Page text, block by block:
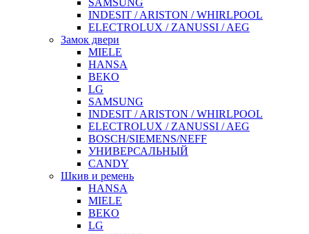
SAMSUNG
INDESIT / ARISTON / WHIRLPOOL
ELECTROLUX / ZANUSSI / AEG
Замок двери
MIELE
HANSA
BEKO
LG
SAMSUNG
INDESIT / ARISTON / WHIRLPOOL
ELECTROLUX / ZANUSSI / AEG
BOSCH/SIEMENS/NEFF
УНИВЕРСАЛЬНЫЙ
CANDY
Шкив и ремень
HANSA
MIELE
BEKO
LG